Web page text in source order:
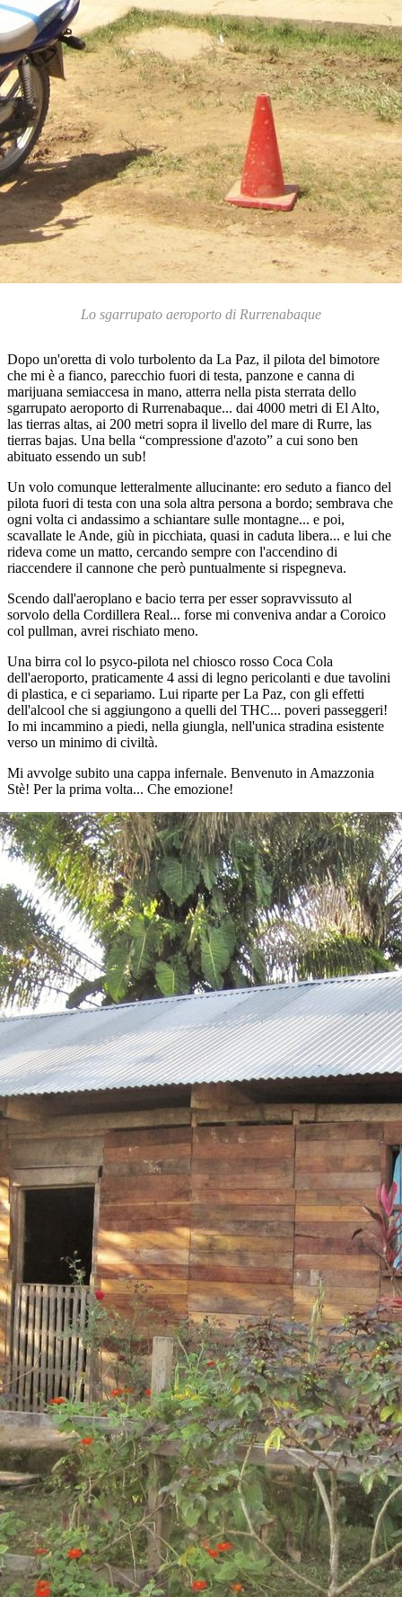
Lo sgarrupato aeroporto di Rurrenabaque
Dopo un'oretta di volo turbolento da La Paz, il pilota del bimotore
che mi è a fianco, parecchio fuori di testa, panzone e canna di
marijuana semiaccesa in mano, atterra nella pista sterrata dello
sgarrupato aeroporto di Rurrenabaque... dai 4000 metri di El Alto,
las tierras altas, ai 200 metri sopra il livello del mare di Rurre, las
tierras bajas. Una bella “compressione d'azoto” a cui sono ben
abituato essendo un sub!
Un volo comunque letteralmente allucinante: ero seduto a fianco del
pilota fuori di testa con una sola altra persona a bordo; sembrava che
ogni volta ci andassimo a schiantare sulle montagne... e poi,
scavallate le Ande, giù in picchiata, quasi in caduta libera... e lui che
rideva come un matto, cercando sempre con l'accendino di
riaccendere il cannone che però puntualmente si rispegneva.
Scendo dall'aeroplano e bacio terra per esser sopravvissuto al
sorvolo della Cordillera Real... forse mi conveniva andar a Coroico
col pullman, avrei rischiato meno.
Una birra col lo psyco-pilota nel chiosco rosso Coca Cola
dell'aeroporto, praticamente 4 assi di legno pericolanti e due tavolini
di plastica, e ci separiamo. Lui riparte per La Paz, con gli effetti
dell'alcool che si aggiungono a quelli del THC... poveri passeggeri!
Io mi incammino a piedi, nella giungla, nell'unica stradina esistente
verso un minimo di civiltà.
Mi avvolge subito una cappa infernale. Benvenuto in Amazzonia
Stè! Per la prima volta... Che emozione!